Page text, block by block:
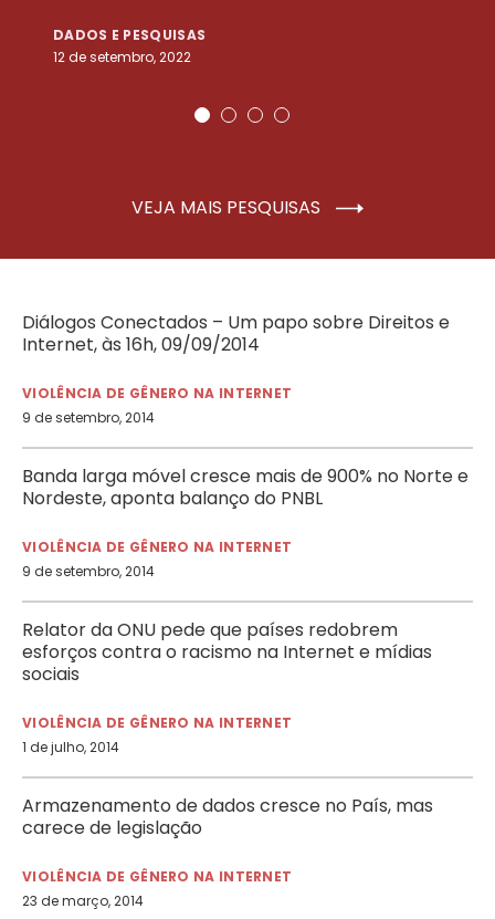
DADOS E PESQUISAS
12 de setembro, 2022
VEJA MAIS PESQUISAS
Diálogos Conectados – Um papo sobre Direitos e
Internet, às 16h, 09/09/2014
VIOLÊNCIA DE GÊNERO NA INTERNET
9 de setembro, 2014
Banda larga móvel cresce mais de 900% no Norte e
Nordeste, aponta balanço do PNBL
VIOLÊNCIA DE GÊNERO NA INTERNET
9 de setembro, 2014
Relator da ONU pede que países redobrem
esforços contra o racismo na Internet e mídias
sociais
VIOLÊNCIA DE GÊNERO NA INTERNET
1 de julho, 2014
Armazenamento de dados cresce no País, mas
carece de legislação
VIOLÊNCIA DE GÊNERO NA INTERNET
23 de março, 2014